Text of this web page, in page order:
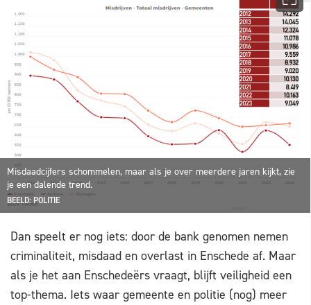
Misdaadcijfers schommelen, maar als je over meerdere jaren kijkt, zie
je een dalende trend.
BEELD: POLITIE
Dan speelt er nog iets: door de bank genomen nemen
criminaliteit, misdaad en overlast in Enschede af. Maar
als je het aan Enschedeërs vraagt, blijft veiligheid een
top-thema. Iets waar gemeente en politie (nog) meer